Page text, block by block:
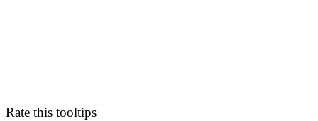
Rate this tooltips